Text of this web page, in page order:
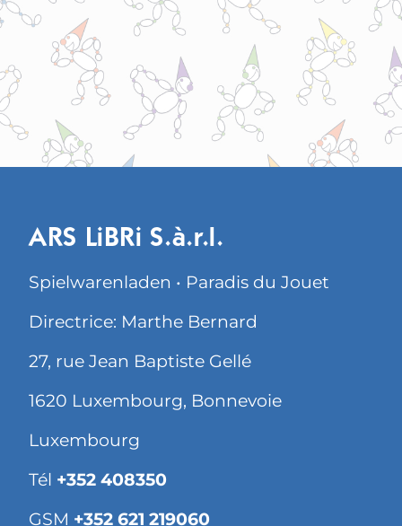
ARS LiBRi S.à.r.l.
Spielwarenladen • Paradis du Jouet
Directrice: Marthe Bernard
27, rue Jean Baptiste Gellé
1620 Luxembourg, Bonnevoie
Luxembourg
Tél +352 408350
GSM +352 621 219060